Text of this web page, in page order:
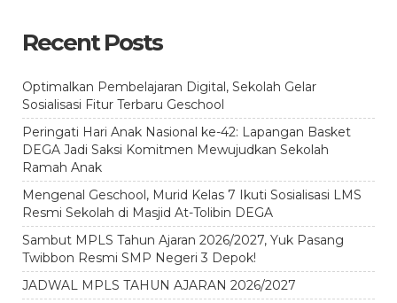
Recent Posts
Optimalkan Pembelajaran Digital, Sekolah Gelar
Sosialisasi Fitur Terbaru Geschool
Peringati Hari Anak Nasional ke-42: Lapangan Basket
DEGA Jadi Saksi Komitmen Mewujudkan Sekolah
Ramah Anak
Mengenal Geschool, Murid Kelas 7 Ikuti Sosialisasi LMS
Resmi Sekolah di Masjid At-Tolibin DEGA
Sambut MPLS Tahun Ajaran 2026/2027, Yuk Pasang
Twibbon Resmi SMP Negeri 3 Depok!
JADWAL MPLS TAHUN AJARAN 2026/2027